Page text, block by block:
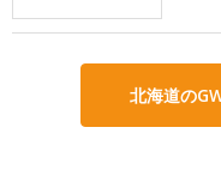
北海道の